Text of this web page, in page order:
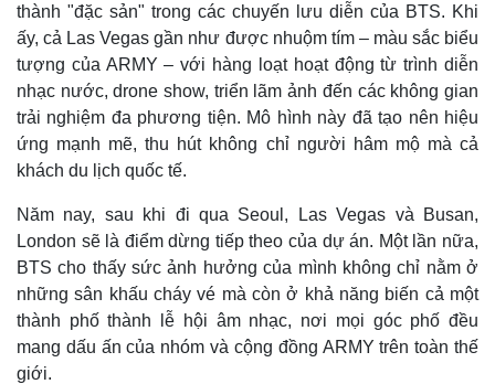
thành "đặc sản" trong các chuyến lưu diễn của BTS. Khi
ấy, cả Las Vegas gần như được nhuộm tím – màu sắc biểu
tượng của ARMY – với hàng loạt hoạt động từ trình diễn
nhạc nước, drone show, triển lãm ảnh đến các không gian
trải nghiệm đa phương tiện. Mô hình này đã tạo nên hiệu
ứng mạnh mẽ, thu hút không chỉ người hâm mộ mà cả
khách du lịch quốc tế.
Năm nay, sau khi đi qua Seoul, Las Vegas và Busan,
London sẽ là điểm dừng tiếp theo của dự án. Một lần nữa,
BTS cho thấy sức ảnh hưởng của mình không chỉ nằm ở
những sân khấu cháy vé mà còn ở khả năng biến cả một
thành phố thành lễ hội âm nhạc, nơi mọi góc phố đều
mang dấu ấn của nhóm và cộng đồng ARMY trên toàn thế
giới.